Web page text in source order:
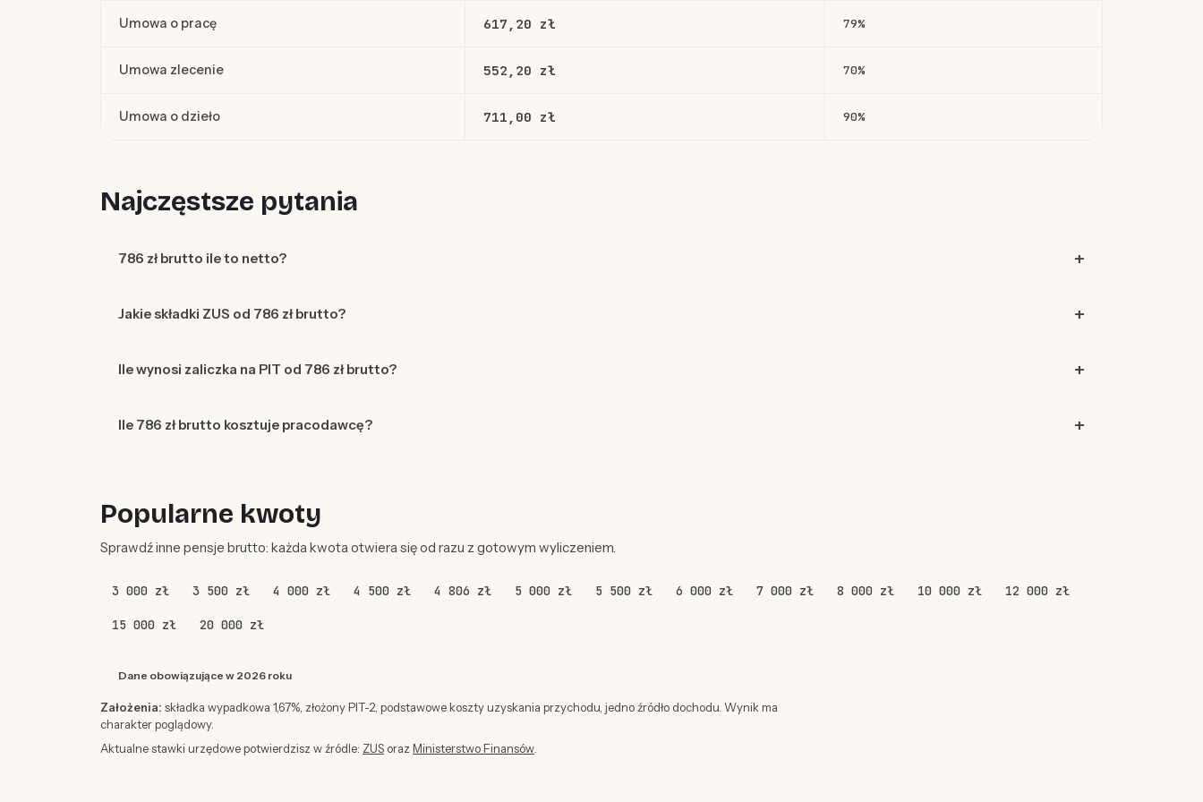
Umowa o pracę 617,20 zł 79%
Umowa zlecenie 552,20 zł 70%
Umowa o dzieło 711,00 zł 90%
Najczęstsze pytania
786 zł brutto ile to netto?
Jakie składki ZUS od 786 zł brutto?
Ile wynosi zaliczka na PIT od 786 zł brutto?
Ile 786 zł brutto kosztuje pracodawcę?
Popularne kwoty
Sprawdź inne pensje brutto: każda kwota otwiera się od razu z gotowym wyliczeniem.
3 000 zł 3 500 zł 4 000 zł 4 500 zł 4 806 zł 5 000 zł 5 500 zł 6 000 zł 7 000 zł 8 000 zł 10 000 zł 12 000 zł
15 000 zł 20 000 zł
Dane obowiązujące w 2026 roku
Założenia: składka wypadkowa 1,67%, złożony PIT-2, podstawowe koszty uzyskania przychodu, jedno źródło dochodu. Wynik ma
charakter poglądowy.
Aktualne stawki urzędowe potwierdzisz w źródle: ZUS oraz Ministerstwo Finansów